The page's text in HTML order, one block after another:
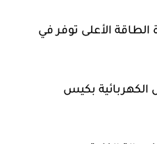
الأعلى توفر في
الكهربائية بكيس